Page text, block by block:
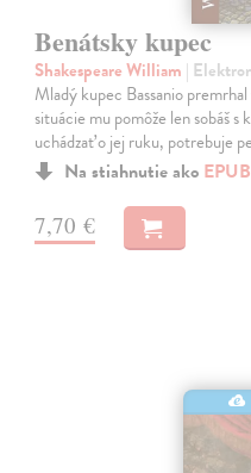
Benátsky kupec
Shakespeare William |
Mladý kupec Bassanio
situácie mu pomôže len sobáš
uchádzať o jej ruku, potrebuje
Na stiahnutie ako EPUB
7,70 €